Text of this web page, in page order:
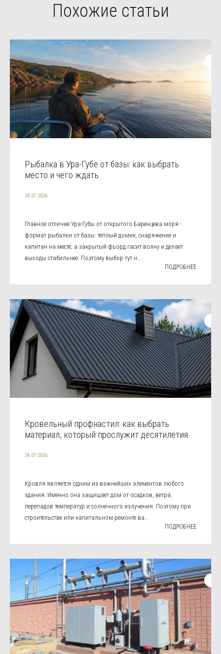
Похожие статьи
Рыбалка в Ура-Губе от базы: как выбрать
место и чего ждать
24.07.2026
Главное отличие Ура-Губы от открытого Баренцева моря -
формат рыбалки от базы: тёплый домик, снаряжение и
капитан на месте, а закрытый фьорд гасит волну и делает
выходы стабильнее. Поэтому выбор тут н...
ПОДРОБНЕЕ
Кровельный профнастил: как выбрать
материал, который прослужит десятилетия
24.07.2026
Кровля является одним из важнейших элементов любого
здания. Именно она защищает дом от осадков, ветра,
перепадов температур и солнечного излучения. Поэтому при
строительстве или капитальном ремонте ва...
ПОДРОБНЕЕ